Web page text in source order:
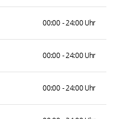
00:00 - 24:00 Uhr
00:00 - 24:00 Uhr
00:00 - 24:00 Uhr